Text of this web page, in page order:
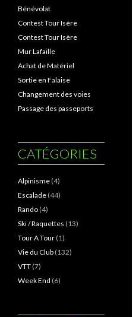
Bénévolat
Contest Tour Isère
Contest Tour Isère
Mur Lafaille
Achat de Matériel
Sortie en Falaise
Changement des voies
Passage des passeports
CATÉGORIES
Alpinisme (4)
Escalade (44)
Rando (4)
Ski / Raquettes (13)
Tour A Tour (1)
Vie du Club (132)
VTT (7)
Week End (6)